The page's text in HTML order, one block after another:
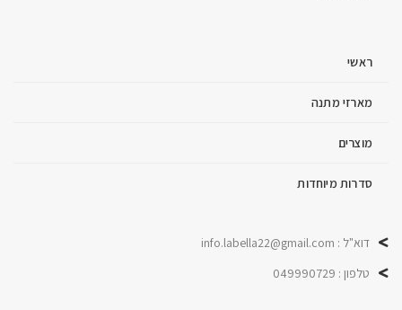
ראשי
מארזי מתנה
מוצרים
סדרות מיוחדות
דוא"ל : info.labella22@gmail.com
טלפון : 049990729